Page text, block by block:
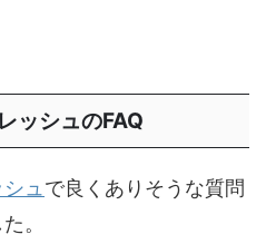
ッシュのFAQ
ュ で良くありそうな質問
。